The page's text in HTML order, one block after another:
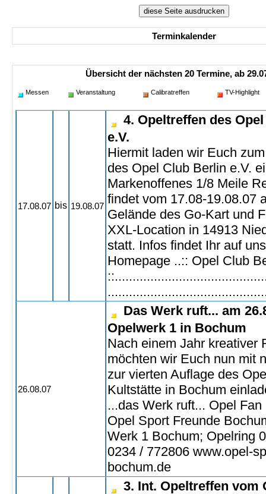
Terminkalender
Übersicht der nächsten 20 Termine, ab
Messen Veranstaltung Calibratreffen TV-Highlight
17.08.07 bis 19.08.07
4. Opeltreffen des
e.V.
Hiermit laden wir Euch
des Opel Club Berlin e.V.
Markenoffenes 1/8 Meile
findet vom 17.08-19.08.07
Gelände des Go-Kart und
XXL-Location in 14913
statt. Infos findet Ihr auf
Homepage ..:: Opel Club
26.08.07
Das Werk ruft... am
Opelwerk 1 in Bochum
Nach einem Jahr kreativer
möchten wir Euch nun mit
zur vierten Auflage des
Kultstätte in Bochum
...das Werk ruft... Opel Fan
Opel Sport Freunde
Werk 1 Bochum; Opelring
0234 / 772806 www.opel-
bochum.de
3. Int. Opeltreffen vom